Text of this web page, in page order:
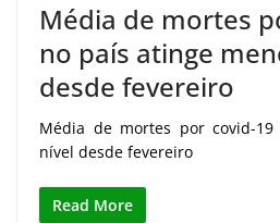
Média de mortes
no país atinge
desde fevereiro
Média de mortes por covid-
nível desde fevereiro
Read More